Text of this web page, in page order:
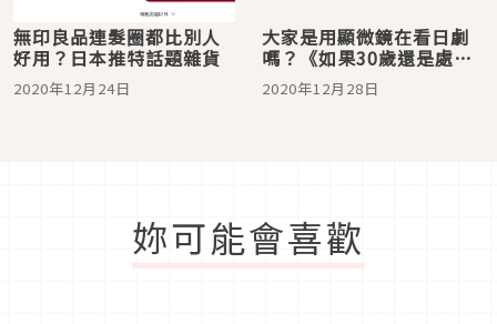
無印良品連髮圈都比別人
好用？日本推特話題雜貨
2020年12月24日
大家是用顯微鏡在看日劇
嗎？《如果30歲還是處
男，似乎就能成為魔法
師》劇中廚具雜貨大解
2020年12月28日
妳可能會喜歡